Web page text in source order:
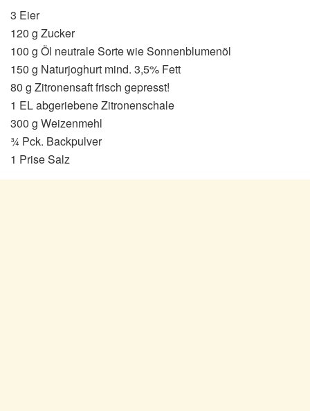
3 Eier
120 g Zucker
100 g Öl neutrale Sorte wie Sonnenblumenöl
150 g Naturjoghurt mind. 3,5% Fett
80 g Zitronensaft frisch gepresst!
1 EL abgeriebene Zitronenschale
300 g Weizenmehl
¾ Pck. Backpulver
1 Prise Salz